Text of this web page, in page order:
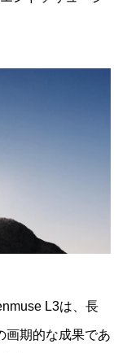
L3は、長
画期的な成果であ